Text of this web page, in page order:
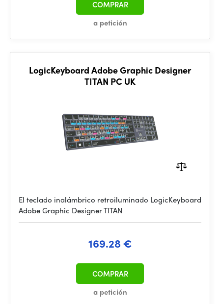
a petición
COMPRAR
LogicKeyboard Adobe Graphic Designer
TITAN PC UK
El teclado inalámbrico retroiluminado LogicKeyboard
Adobe Graphic Designer TITAN
169.28 €
a petición
COMPRAR